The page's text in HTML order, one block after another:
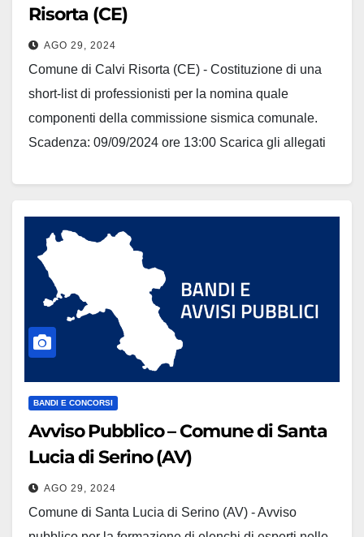
Risorta (CE)
AGO 29, 2024
Comune di Calvi Risorta (CE) - Costituzione di una
short-list di professionisti per la nomina quale
componenti della commissione sismica comunale.
Scadenza: 09/09/2024 ore 13:00 Scarica gli allegati
BANDI E CONCORSI
Avviso Pubblico – Comune di Santa
Lucia di Serino (AV)
AGO 29, 2024
Comune di Santa Lucia di Serino (AV) - Avviso